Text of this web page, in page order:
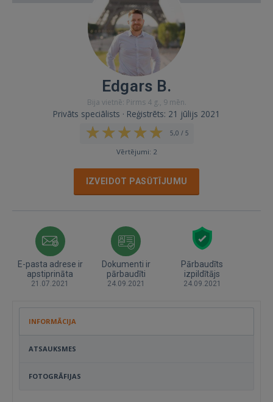
Edgars B.
Bija vietnē: Pirms 4 g., 9 mēn.
Privāts speciālists · Reģistrēts: 21 jūlijs 2021
5,0 / 5
Vērtējumi: 2
IZVEIDOT PASŪTĪJUMU
E-pasta adrese ir
apstiprināta
21.07.2021
Dokumenti ir
pārbaudīti
24.09.2021
Pārbaudīts
izpildītājs
24.09.2021
INFORMĀCIJA
ATSAUKSMES
FOTOGRĀFIJAS